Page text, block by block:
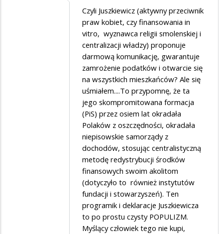
Czyli Juszkiewicz (aktywny przeciwnik
praw kobiet, czy finansowania in
vitro, wyznawca religii smolenskiej i
centralizacji władzy) proponuje
darmową komunikację, gwarantuje
zamrożenie podatków i otwarcie się
na wszystkich mieszkańców? Ale się
uśmiałem....To przypomnę, że ta
jego skompromitowana formacja
(PiS) przez osiem lat okradała
Polaków z oszczędności, okradała
niepisowskie samorządy z
dochodów, stosując centralistyczną
metodę redystrybucji środków
finansowych swoim akolitom
(dotyczyło to również instytutów
fundacji i stowarzyszeń). Ten
programik i deklaracje Juszkiewicza
to po prostu czysty POPULIZM.
Myślący człowiek tego nie kupi,